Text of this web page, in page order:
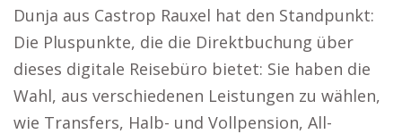
Dunja aus Castrop Rauxel hat den Standpunkt:
Die Pluspunkte, die die Direktbuchung über
dieses digitale Reisebüro bietet: Sie haben die
Wahl, aus verschiedenen Leistungen zu wählen,
wie Transfers, Halb- und Vollpension, All-